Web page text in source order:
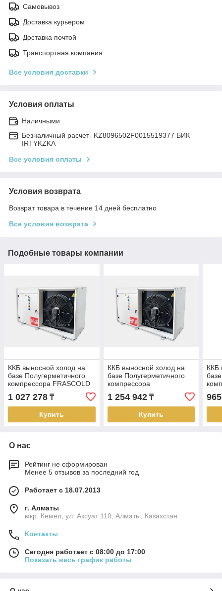
Самовывоз
Доставка курьером
Доставка почтой
Транспортная компания
Все условия доставки
Условия оплаты
Наличными
Безналичный расчет- KZ8096502F0015519377 БИК
IRTYKZKA
Все условия оплаты
Условия возврата
Возврат товара в течение 14 дней бесплатно
Все условия возврата
Подобные товары компании
ККБ выносной холод на
базе Полугерметичного
компрессора FRASCOLD
ASP-FH-В210.1Y-1 K
1 027 278 ₸
Купить
ККБ выносной холод на
базе Полугерметичного
компрессора
FRASCOLD ASP-FH-
D313.1Y-1 K
1 254 942₸
Купить
ККБ
О нас
Рейтинг не сформирован
Менее 5 отзывов за последний год
Работает с 18.07.2013
г. Алматы
мкр. Кемел, ул. Аксуат 110, Алматы, Казахстан
Контакты
Сегодня работает с 08:00 до 17:00
Показать весь график работы